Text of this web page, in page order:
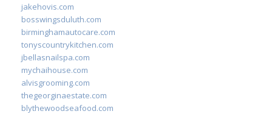
jakehovis.com
bosswingsduluth.com
birminghamautocare.com
tonyscountrykitchen.com
jbellasnailspa.com
mychaihouse.com
alvisgrooming.com
thegeorginaestate.com
blythewoodseafood.com